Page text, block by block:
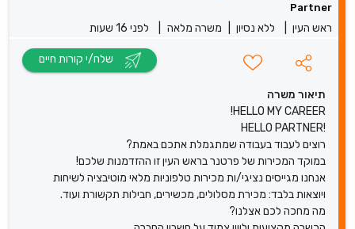
Partner
ראש העין ללא נסיון משרה מלאה לפני 16 שעות
תיאור משרה
HELLO MY CAREER!
!HELLO PARTNER
רוצים לעבוד בעבודה שמתגמלת אתכם באמת?
במוקד המכירות של פרטנר בראש העין זו ההזדמנות שלכם!
אנחנו מגייסים נציגי/ות מכירות טלפוניות מלאי מוטיבציה לשיחות
ויוצאות בלבד: מכירת מסלולים, מכשירים, חבילות תקשורת ועוד.
מה מחכה לכם אצלנו?